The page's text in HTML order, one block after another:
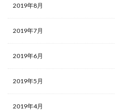
2019年8月
2019年7月
2019年6月
2019年5月
2019年4月